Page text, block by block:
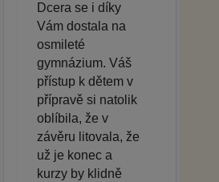
Dcera se i díky
Vám dostala na
osmileté
gymnázium. Váš
přístup k dětem v
přípravě si natolik
oblíbila, že v
závěru litovala, že
už je konec a
kurzy by klidně